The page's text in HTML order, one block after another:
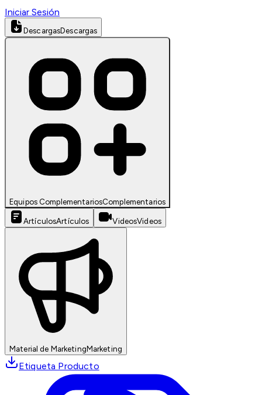
Iniciar Sesión
DescargasDescargas
Equipos ComplementariosComplementarios
ArtículosArtículos VideosVideos
Material de MarketingMarketing
Etiqueta Producto